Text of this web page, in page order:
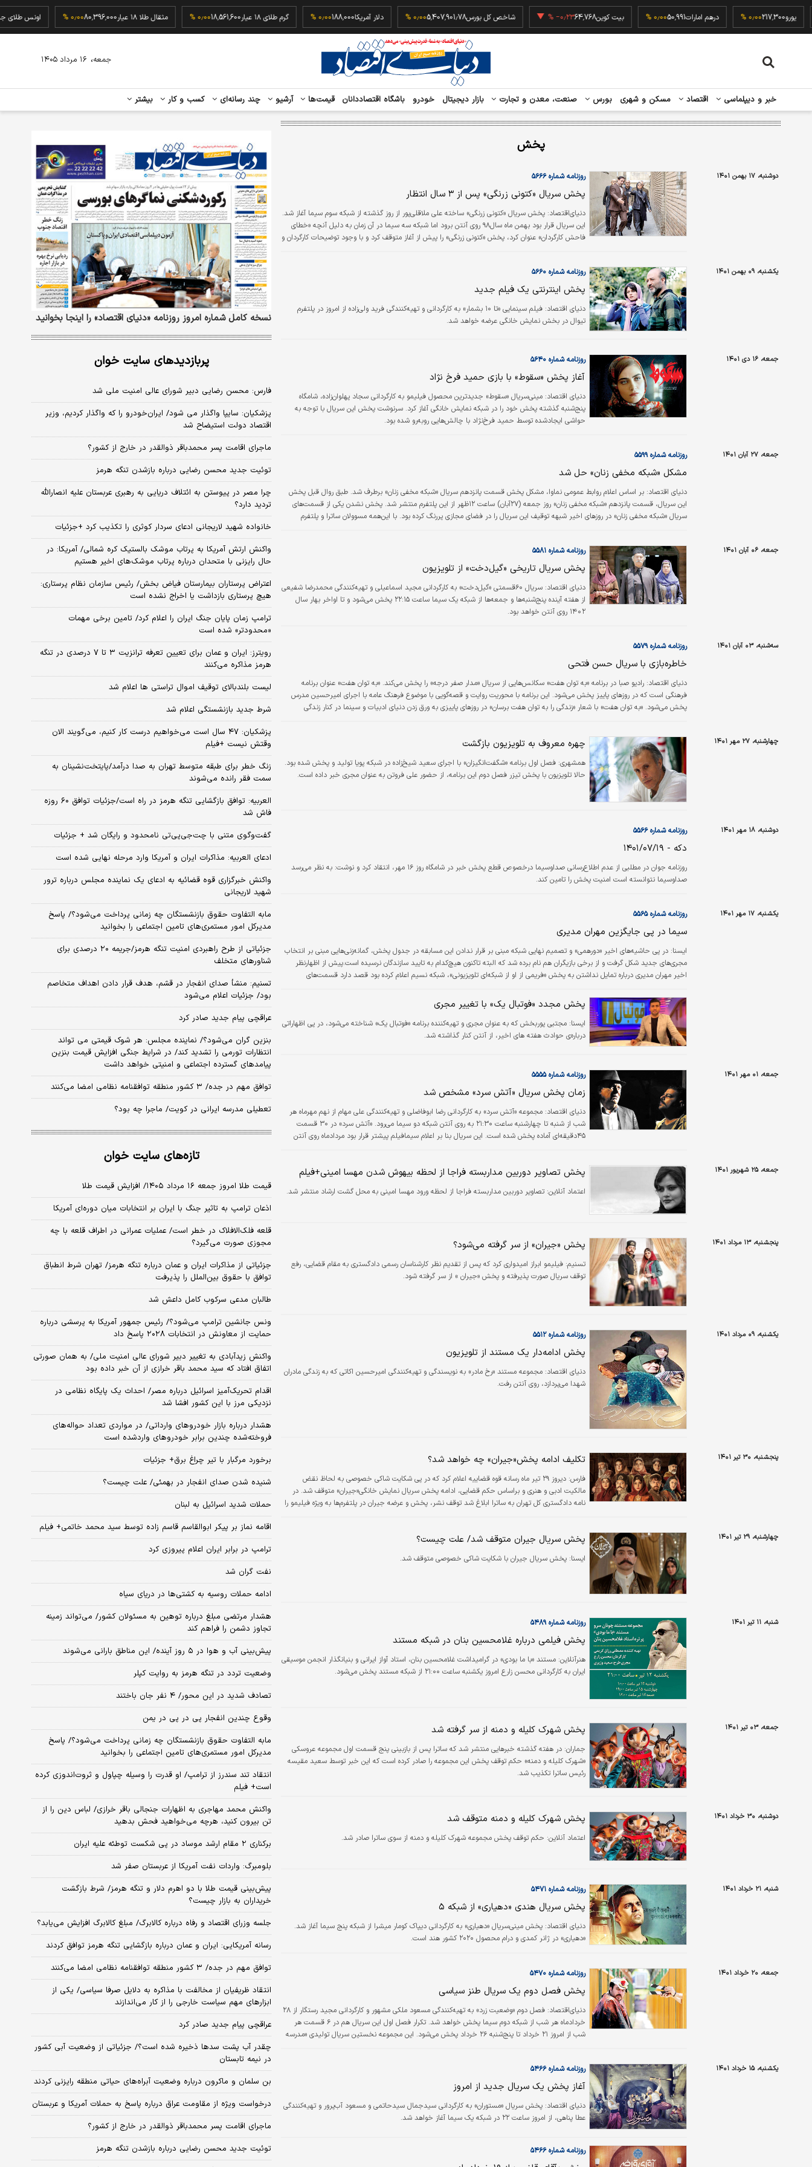
یورو217,300 درهم امارات50,991 بیت کوین64,768‎−۰٫۲۳ % شاخص کل بورس5,407,901.78 دلار آمریکا188,000 گرم طلای ۱۸ عیار 18,561,600 مثقال طلا ۱۸ عیار 80,396,000 اونس
خبر و دیپلماسی اقتصاد مسکن و شهری بورس صنعت، معدن و تجارت بازار دیجیتال خودرو باشگاه اقتصاددانان قیمت‌ها آرشیو چند رسانه‌ای کسب و کار بیشتر
جمعه، ۱۶ مرداد ۱۴۰۵
پخش
دوشنبه، ۱۷ بهمن ۱۴۰۱ روزنامه شماره ۵۶۶۶
پخش سریال «کتونی زرنگی» پس از ۳ سال ‌انتظار
دنیای‌اقتصاد: پخش سریال «کتونی زرنگی» ساخته علی ملاقلی‌‌‌‌‌‌‌‌پور از روز گذشته از شبکه سوم سیما آغاز شد.
این سریال قرار بود بهمن ماه سال‌۹۸ روی آنتن برود اما شبکه سه سیما در آن زمان به دلیل آنچه «خطای
فاحش کارگردان» عنوان کرد، پخش «کتونی زرنگی» را پیش از آغاز متوقف کرد و با وجود توضیحات کارگردان و
یکشنبه، ۰۹ بهمن ۱۴۰۱ روزنامه شماره ۵۶۶۰
پخش اینترنتی یک فیلم جدید
دنیای اقتصاد:
فیلم سینمایی «تا ۱۰ بشمار» به کارگردانی و تهیه‌کنندگی فرید ولی‌زاده از امروز در پلتفرم
تیوال در بخش نمایش خانگی عرضه خواهد شد.
جمعه، ۱۶ دی ۱۴۰۱ روزنامه شماره ۵۶۴۰
آغاز پخش «سقوط» با بازی حمید فرخ نژاد
دنیای اقتصاد: مینی‌سریال «سقوط» جدیدترین محصول فیلیمو به کارگردانی سجاد پهلوان‌زاده، شامگاه
پنج‌شنبه گذشته پخش خود را در شبکه نمایش خانگی آغاز کرد. سرنوشت پخش این سریال با توجه به
حواشی ایجادشده توسط حمید فرخ‌نژاد با چالش‌هایی روبه‌رو شده بود.
جمعه، ۲۷ آبان ۱۴۰۱ روزنامه شماره ۵۵۹۹
مشکل «شبکه مخفی زنان» حل شد
دنیای اقتصاد: بر اساس اعلام روابط عمومی نماوا، مشکل پخش قسمت پانزدهم سریال «شبکه مخفی زنان» برطرف شد. طبق روال قبل پخش
این سریال، قسمت پانزدهم «شبکه مخفی زنان» روز جمعه (۲۷آبان) ساعت ۱۲ظهر از این پلتفرم منتشر شد. پخش نشدن یکی از قسمت‌های
سریال «شبکه مخفی زنان» در روزهای اخیر شبهه توقیف این سریال را در فضای مجازی پررنگ‌ کرده بود. با این‌همه مسوولان ساترا و پلتفرم‌
جمعه، ۰۶ آبان ۱۴۰۱ روزنامه شماره ۵۵۸۱
پخش سریال تاریخی «گیل‌دخت» از تلویزیون
دنیای اقتصاد:
سریال ۶۰قسمتی «گیل‌دخت» به کارگردانی مجید اسماعیلی و تهیه‌کنندگی محمدرضا شفیعی
از هفته آینده پنج‌شنبه‌ها و جمعه‌ها از شبکه یک سیما ساعت ۲۲:۱۵ پخش می‌شود و تا اواخر بهار سال
١٤٠٢ روی آنتن خواهد بود.
سه‌شنبه، ۰۳ آبان ۱۴۰۱ روزنامه شماره ۵۵۷۹
خاطره‌بازی با سریال حسن فتحی
دنیای اقتصاد: رادیو صبا در برنامه «به توان هفت» سکانس‌هایی از سریال «مدار صفر درجه» را پخش می‌کند. «به توان هفت» عنوان برنامه
فرهنگی است که در روزهای پاییز پخش می‌شود. این برنامه با محوریت روایت و قصه‌گویی با موضوع فرهنگ عامه با اجرای امیرحسین مدرس
پخش می‌شود. «به توان هفت» با شعار «زندگی را به توان هفت برسان» در روزهای پاییزی به ورق زدن دنیای ادبیات و سینما در کنار زندگی
چهارشنبه، ۲۷ مهر ۱۴۰۱ چهره معروف به تلویزیون بازگشت
همشهری: فصل اول برنامه «شگفت‌انگیزان» با اجرای سعید شیخ‌زاده در شبکه پویا تولید و پخش شده بود.
حالا تلویزیون با پخش تیزر فصل دوم این برنامه، از حضور علی فروتن به عنوان مجری خبر داده است.
دوشنبه، ۱۸ مهر ۱۴۰۱ روزنامه شماره ۵۵۶۶
دکه - ۱۴۰۱/۰۷/۱۹
روزنامه جوان در مطلبی از عدم اطلاع‌رسانی صدا‌وسیما درخصوص قطع پخش خبر در شامگاه روز ۱۶ مهر، انتقاد کرد و نوشت: به نظر می‌رسد
صداوسیما نتوانسته است امنیت پخش را تامین کند.
یکشنبه، ۱۷ مهر ۱۴۰۱ روزنامه شماره ۵۵۶۵
سیما در پی جایگزین مهران مدیری
ایسنا: در پی حاشیه‌های اخیر «دورهمی» و تصمیم نهایی شبکه مبنی بر قرار ندادن این مسابقه در جدول پخش، گمانه‌زنی‌هایی مبنی بر انتخاب
مجری‌های جدید شکل گرفت و از برخی بازیگران هم نام برده شد که البته تاکنون هیچ‌کدام به تایید سازندگان نرسیده است.پیش از اظهارنظر
اخیر مهران مدیری درباره تمایل نداشتن به پخش «فریمی از او از شبکه‌ای تلویزیونی»، شبکه نسیم اعلام کرده بود قصد دارد قسمت‌های
پخش مجدد «فوتبال یک» با تغییر مجری
ايسنا: مجتبی پوربخش که به عنوان مجری و تهیه‌کننده برنامه «فوتبال یک» شناخته می‌شود، در پی اظهاراتی
درباره‌ی حوادث هفته های اخیر، از آنتن کنار گذاشته شد.
جمعه، ۰۱ مهر ۱۴۰۱ روزنامه شماره ۵۵۵۵
زمان پخش سریال «آتش سرد» مشخص شد
دنیای اقتصاد: مجموعه «آتش سرد» به کارگردانی رضا ابوفاضلی و تهیه‌کنندگی علی مهام از نهم مهرماه هر
شب از شنبه تا چهارشنبه ساعت ۲۱:۳۰ به روی آنتن شبکه دو سیما می‌رود. «آتش سرد» در ۳۰ قسمت
۴۵دقیقه‌ای آماده پخش شده است. این سریال بنا بر اعلام سیمافیلم پیشتر قرار بود مردادماه روی آنتن
جمعه، ۲۵ شهریور ۱۴۰۱ پخش تصاویر دوربین مداربسته فراجا از لحظه بیهوش شدن مهسا امینی+فیلم
اعتماد آنلاین: تصاویر دوربین مداربسته فراجا از لحظه ورود مهسا امینی به محل گشت ارشاد منتشر شد.
پنجشنبه، ۱۳ مرداد ۱۴۰۱ پخش «جیران» از سر گرفته می‌شود؟
تسنیم: فیلیمو ابراز امیدواری کرد که پس از تقدیم نظر کارشناسان رسمی دادگستری به مقام قضایی، رفع
توقف سریال صورت پذیرفته و پخش «جیران » از سر گرفته شود.
یکشنبه، ۰۹ مرداد ۱۴۰۱ روزنامه شماره ۵۵۱۲
پخش ادامه‌دار یک مستند از تلویزیون
دنیای اقتصاد: مجموعه مستند «رخ مادر» به نویسندگی و تهیه‌کنندگی امیرحسین اکاتی که به زندگی مادران
شهدا می‌پردازد، روی آنتن رفت.
پنجشنبه، ۳۰ تیر ۱۴۰۱ تکلیف ادامه پخش«جیران» چه خواهد شد؟
فارس:
دیروز ۲۹ تیر ماه رسانه قوه قضاییه اعلام کرد که در پی شکایت شاکی خصوصی به لحاظ نقض
مالکیت ادبی و هنری و براساس حکم قضایی، ادامه پخش سریال نمایش‌ خانگی«جیران» متوقف شد. در
نامه دادگستری کل تهران به ساترا ابلاغ شد توقف نشر، پخش و عرضه جیران در پلتفرم‌ها به ویژه فیلیمو را
چهارشنبه، ۲۹ تیر ۱۴۰۱ پخش سریال جیران متوقف شد/ علت چیست؟
ايسنا: پخش سریال جیران با شکایت شاکی خصوصی متوقف شد.
شنبه، ۱۱ تیر ۱۴۰۱ روزنامه شماره ۵۴۸۹
پخش فیلمی درباره غلامحسین بنان در شبکه مستند
هنرآنلاین: مستند «با ما بودی» در گرامیداشت غلامحسین بنان، استاد آواز ایرانی و بنیانگذار انجمن موسیقی
ایران به کارگردانی محسن زارع امروز یکشنبه ساعت ۲۱:۰۰ از شبکه مستند پخش می‌شود.
جمعه، ۰۳ تیر ۱۴۰۱ پخش شهرک کلیله و دمنه از سر گرفته شد
جماران: در هفته گذشته خبرهایی منتشر شد که ساترا پس از بازبینی پنج قسمت اول مجموعه عروسکی
«شهرک کلیله و دمنه» حکم توقف پخش این مجموعه را صادر کرده است که این خبر توسط سعید مقیسه
رئیس ساترا تکذیب شد.
دوشنبه، ۳۰ خرداد ۱۴۰۱ پخش شهرک کلیله و دمنه متوقف شد
اعتماد آنلاین: حکم توقف پخش مجموعه شهرک کلیله و دمنه از سوی ساترا صادر شد.
شنبه، ۲۱ خرداد ۱۴۰۱ روزنامه شماره ۵۴۷۱
پخش سریال هندی «دهیاری» از شبکه ۵
دنیای ‌اقتصاد: پخش مینی‌سریال «دهیاری» به کارگردانی دیپاک کومار میشرا از شبکه پنج سیما آغاز شد.
«دهیاری» در ژانر کمدی و درام محصول ۲۰۲۰ کشور هند است.
جمعه، ۲۰ خرداد ۱۴۰۱ روزنامه شماره ۵۴۷۰
پخش فصل دوم یک سریال طنز سیاسی
دنیای‌‌اقتصاد:
فصل دوم «وضعیت زرد» به تهیه‌‌‌کنندگی مسعود ملکی مشهور و کارگردانی مجید رستگار از ۲۸
خردادماه هر شب از شبکه دوم سیما پخش خواهد شد. تکرار فصل اول این سریال هم در ۶ قسمت هر
شب از امروز ۲۱ خرداد تا پنج‌شنبه ۲۶ خرداد پخش می‌شود. این مجموعه نخستین سریال تولیدی «مدرسه
یکشنبه، ۱۵ خرداد ۱۴۰۱ روزنامه شماره ۵۴۶۶
آغاز پخش یک سریال جدید از امروز
دنیای‌ اقتصاد: پخش سریال «مستوران» به کارگردانی سیدجمال سیدحاتمی و مسعود آب‌‌‌پرور و تهیه‌‌‌کنندگی
عطا پناهی، از امروز ساعت ۲۲ در شبکه یک سیما آغاز خواهد شد.
روزنامه شماره ۵۴۶۶
نسخه کامل شماره امروز روزنامه «دنیای‌ اقتصاد» را اینجا بخوانید
پربازدیدهای سایت خوان
فارس: محسن رضایی دبیر شورای عالی امنیت ملی شد
پزشکیان: سایپا واگذار می شود/ ایران‌خودرو را که واگذار کردیم، وزیر
اقتصاد دولت استیضاح شد
ماجرای اقامت پسر محمدباقر ذوالقدر در خارج از کشور؟
توئیت جدید محسن رضایی درباره بازشدن تنگه هرمز
چرا مصر در پیوستن به ائتلاف دریایی به رهبری عربستان علیه انصارالله
تردید دارد؟
خانواده شهید لاریجانی ادعای سردار کوثری را تکذیب کرد +جزئیات
واکنش ارتش آمریکا به پرتاب موشک بالستیک کره شمالی/ آمریکا: در
حال رایزنی با متحدان درباره پرتاب موشک‌های اخیر هستیم
اعتراض پرستاران بیمارستان فیاض بخش/ رئیس سازمان نظام پرستاری:
هیچ پرستاری بازداشت یا اخراج نشده است
ترامپ زمان پایان جنگ ایران را اعلام کرد/ تامین برخی مهمات
«محدودتر» شده است
رویترز: ایران و عمان برای تعیین تعرفه ترانزیت ۳ تا ۷ درصدی در تنگه
هرمز مذاکره می‌کنند
لیست بلندبالای توقیف اموال تراستی ها اعلام شد
شرط جدید بازنشستگی اعلام شد
پزشکیان: ۴۷ سال است می‌خواهیم درست کار کنیم، می‌گویند الان
وقتش نیست +فیلم
زنگ خطر برای طبقه متوسط تهران به صدا درآمد/پایتخت‌نشینان به
سمت فقر رانده می‌شوند
العربیه: توافق بازگشایی تنگه هرمز در راه است/جزئیات توافق ۶۰ روزه
فاش شد
گفت‌وگوی متنی با چت‌جی‌پی‌تی نامحدود و رایگان شد + جزئیات
ادعای العربیه: مذاکرات ایران و آمریکا وارد مرحله نهایی شده است
واکنش خبرگزاری قوه قضائیه به ادعای یک نماینده مجلس درباره ترور
شهید لاریجانی
مابه التفاوت حقوق بازنشستگان چه زمانی پرداخت می‌شود؟/ پاسخ
مدیرکل امور مستمری‌های تامین اجتماعی را بخوانید
جزئیاتی از طرح راهبردی امنیت تنگه هرمز/جریمه ۲۰ درصدی برای
شناورهای متخلف
تسنیم: منشأ صدای انفجار در قشم، هدف قرار دادن اهداف متخاصم
بود/ جزئیات اعلام می‌شود
عراقچی پیام جدید صادر کرد
بنزین گران می‌شود؟/ نماینده مجلس: هر شوک قیمتی می تواند
انتظارات تورمی را تشدید کند/ در شرایط جنگی افزایش قیمت بنزین
پیامدهای گسترده اجتماعی و امنیتی خواهد داشت
توافق مهم در جده/ ۳ کشور منطقه توافقنامه نظامی امضا می‌کنند
تعطیلی مدرسه ایرانی در کویت/ ماجرا چه بود؟
تازه‌های سایت خوان
قیمت طلا امروز جمعه ۱۶ مرداد ۱۴۰۵/ افزایش قیمت طلا
اذعان ترامپ به تاثیر جنگ با ایران بر انتخابات میان دوره‌ای آمریکا
قلعه فلک‌الافلاک در خطر است/ عملیات عمرانی در اطراف قلعه با چه
مجوزی صورت می‌گیرد؟
جزئیاتی از مذاکرات ایران و عمان درباره تنگه هرمز/ تهران شرط انطباق
توافق با حقوق بین‌الملل را پذیرفت
طالبان مدعی سرکوب کامل داعش شد
ونس جانشین ترامپ می‌شود؟/ رئیس جمهور آمریکا به پرسشی درباره
حمایت از معاونش در انتخابات ۲۰۲۸ پاسخ داد
واکنش زیدآبادی به تغییر دبیر شورای عالی امنیت ملی/ به همان صورتی
اتفاق افتاد که سید محمد باقر خرازی از آن خبر داده بود
اقدام تحریک‌آمیز اسرائیل درباره مصر/ احداث یک پایگاه نظامی در
نزدیکی مرز با این کشور افشا شد
هشدار درباره بازار خودروهای وارداتی/ در مواردی تعداد حواله‌های
فروخته‌شده چندین برابر خودروهای واردشده است
برخورد مرگبار با تیر چراغ برق+ جزئیات
شنیده شدن صدای انفجار در بهمئی/ علت چیست؟
حملات شدید اسرائیل به لبنان
اقامه نماز بر پیکر ابوالقاسم قاسم زاده توسط سید محمد خاتمی+ فیلم
ترامپ در برابر ایران اعلام پیروزی کرد
نفت گران شد
ادامه حملات روسیه به کشتی‌ها در دریای سیاه
هشدار مرتضی مبلغ درباره توهین به مسئولان کشور/ می‌تواند زمینه
تجاوز دشمن را فراهم کند
پیش‌بینی آب و هوا در ۵ روز آینده/ این مناطق بارانی می‌شوند
وضعیت تردد در تنگه هرمز به روایت کپلر
تصادف شدید در این محور/ ۴ نفر جان باختند
وقوع چندین انفجار پی در پی در یمن
مابه التفاوت حقوق بازنشستگان چه زمانی پرداخت می‌شود؟/ پاسخ
مدیرکل امور مستمری‌های تامین اجتماعی را بخوانید
انتقاد تند سندرز از ترامپ/ او قدرت را وسیله چپاول و ثروت‌اندوزی کرده
است+ فیلم
واکنش محمد مهاجری به اظهارات جنجالی باقر خرازی/ لباس دین را از
تن بیرون کنید، هرچه می‌خواهید فحش بدهید
برکناری ۲ مقام‌ ارشد موساد در پی شکست توطئه علیه ایران
بلومبرگ: واردات نفت آمریکا از عربستان صفر شد
پیش‌بینی قیمت طلا با دو اهرم دلار و تنگه هرمز/ شرط بازگشت
خریداران به بازار چیست؟
جلسه وزرای اقتصاد و رفاه درباره کالابرگ/ مبلغ کالابرگ افزایش می‌یابد؟
رسانه آمریکایی: ایران و عمان درباره بازگشایی تنگه هرمز توافق کردند
توافق مهم در جده/ ۳ کشور منطقه توافقنامه نظامی امضا می‌کنند
انتقاد ظریفیان از مخالفت با مذاکره به دلایل صرفا سیاسی/ یکی از
ابزارهای مهم سیاست خارجی را از کار می‌اندازند
عراقچی پیام جدید صادر کرد
چقدر آب پشت سدها ذخیره شده است؟/ جزئیاتی از وضعیت آبی کشور
در نیمه تابستان
بن سلمان و ماکرون درباره وضعیت آبراه‌های حیاتی منطقه رایزنی کردند
درخواست ویژه از مقاومت عراق درباره پاسخ به حملات آمریکا و عربستان
ماجرای اقامت پسر محمدباقر ذوالقدر در خارج از کشور؟
توئیت جدید محسن رضایی درباره بازشدن تنگه هرمز